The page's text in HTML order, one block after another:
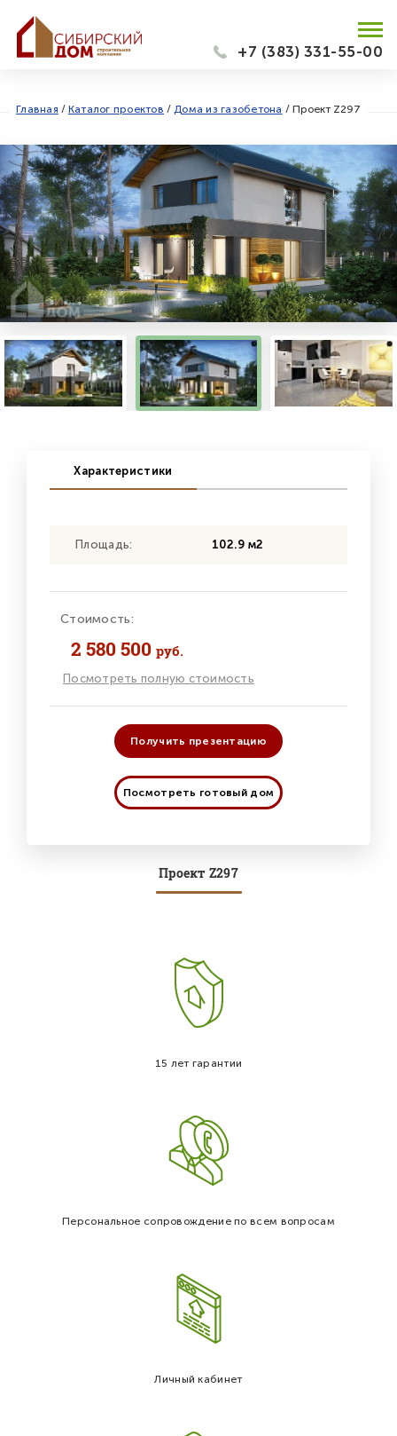
+7 (383) 331-55-00
Главная / Каталог проектов / Дома из газобетона / Проект Z297
Характеристики
Площадь: 102.9 м2
Стоимость:
2 580 500 руб.
Посмотреть полную стоимость
Получить презентацию
Посмотреть готовый дом
Проект Z297
15 лет гарантии
Персональное сопровождение по всем вопросам
Личный кабинет